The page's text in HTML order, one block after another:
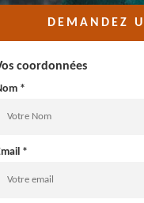
DEMANDEZ
coordonnées
*
*